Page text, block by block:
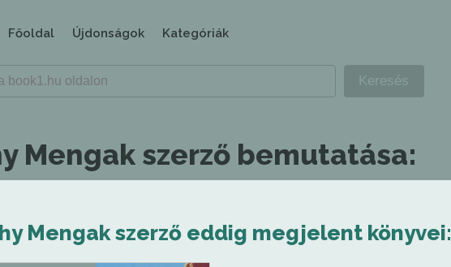
Főoldal Újdonságok Kategóriák
Mengak szerző bemutatása:
Mengak szerző eddig megjelent könyvei: